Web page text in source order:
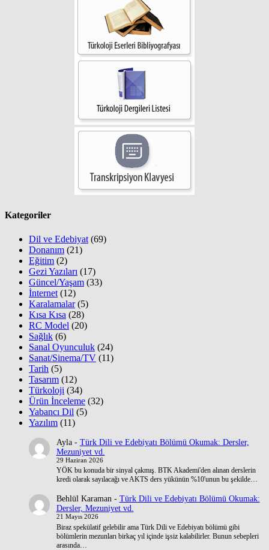
Kategoriler
Dil ve Edebiyat (69)
Donanım (21)
Eğitim (2)
Gezi Yazıları (17)
Güncel/Yaşam (33)
İnternet (12)
Karalamalar(5)
Kısa Kısa (28)
RC Model (20)
Sağlık (6)
Sanal Oyunculuk (24)
Sanat/Sinema/TV (11)
Tarih (5)
Tasarım (12)
Türkoloji (34)
Ürün İnceleme (32)
Yabancı Dil (5)
Yazılım (11)
Ayla- Türk Dili ve Edebiyatı Bölümü Okumak: Dersler,
Mezuniyet vd.
29 Haziran 2026
YÖK bu konuda bir sinyal çakmış. BTK Akademi'den alınan derslerin
kredi olarak sayılacağı ve AKTS ders yükünün %10'unun bu şekilde…
Behlül Karaman- Türk Dili ve Edebiyatı Bölümü Okumak:
Dersler, Mezuniyet vd.
21 Mayıs 2026
Biraz spekülatif gelebilir ama Türk Dili ve Edebiyatı bölümü gibi
bölümlerin mezunları birkaç yıl içinde işsiz kalabilirler. Bunun sebepleri
arasında…